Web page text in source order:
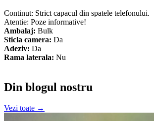
Continut: Strict capacul din spatele telefonului.
Atentie: Poze informative!
Ambalaj: Bulk
Sticla camera: Da
Adeziv: Da
Rama laterala: Nu
Din blogul nostru
Vezi toate →